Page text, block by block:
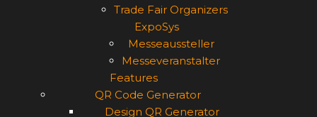
Trade Fair Organizers
ExpoSys
Messeaussteller
Messeveranstalter
Features
QR Code Generator
Design QR Generator